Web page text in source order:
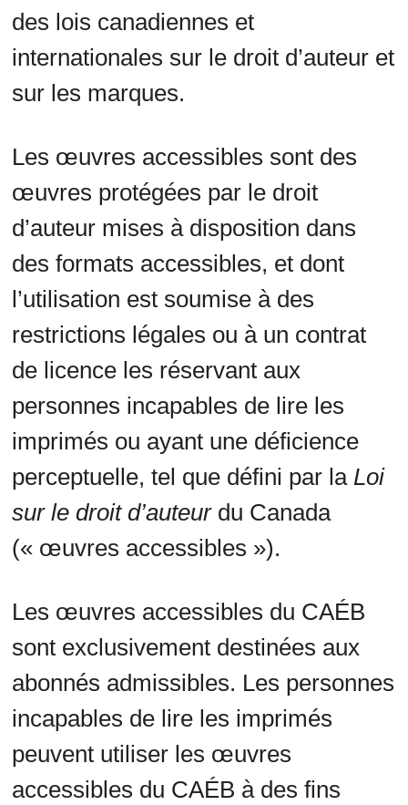
des lois canadiennes et
internationales sur le droit d’auteur et
sur les marques.
Les œuvres accessibles sont des
œuvres protégées par le droit
d’auteur mises à disposition dans
des formats accessibles, et dont
l’utilisation est soumise à des
restrictions légales ou à un contrat
de licence les réservant aux
personnes incapables de lire les
imprimés ou ayant une déficience
perceptuelle, tel que défini par la Loi
sur le droit d’auteurdu Canada
(« œuvres accessibles »).
Les œuvres accessibles du CAÉB
sont exclusivement destinées aux
abonnés admissibles. Les personnes
incapables de lire les imprimés
peuvent utiliser les œuvres
accessibles du CAÉB à des fins